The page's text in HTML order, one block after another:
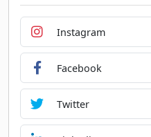
Instagram
Facebook
Twitter